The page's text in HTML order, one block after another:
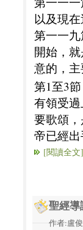
以及現
第一一
開始，
意的，
第1至3
有領受
要歌頌
帝已經
[閱讀全文]
聖經導
作者:盧